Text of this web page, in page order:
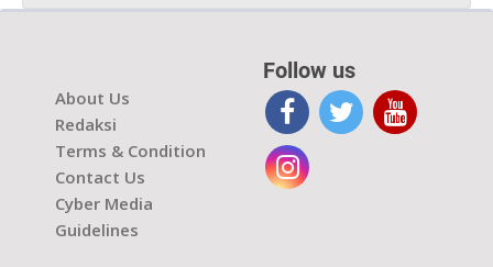
About Us
Redaksi
Terms & Condition
Contact Us
Cyber Media
Guidelines
Follow us